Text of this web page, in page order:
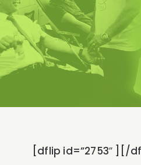
[dflip id=”2753″ ][/